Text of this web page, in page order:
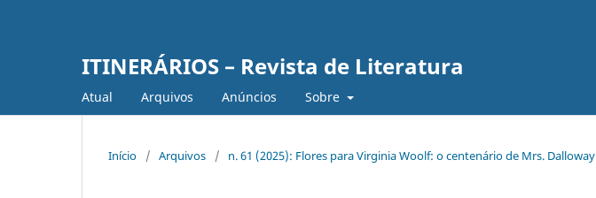
ITINERÁRIOS – Revista de Literatura
Atual Arquivos Anúncios Sobre
Início / Arquivos / n. 61 (2025): Flores para Virginia Woolf: o centenário de Mrs. Dalloway